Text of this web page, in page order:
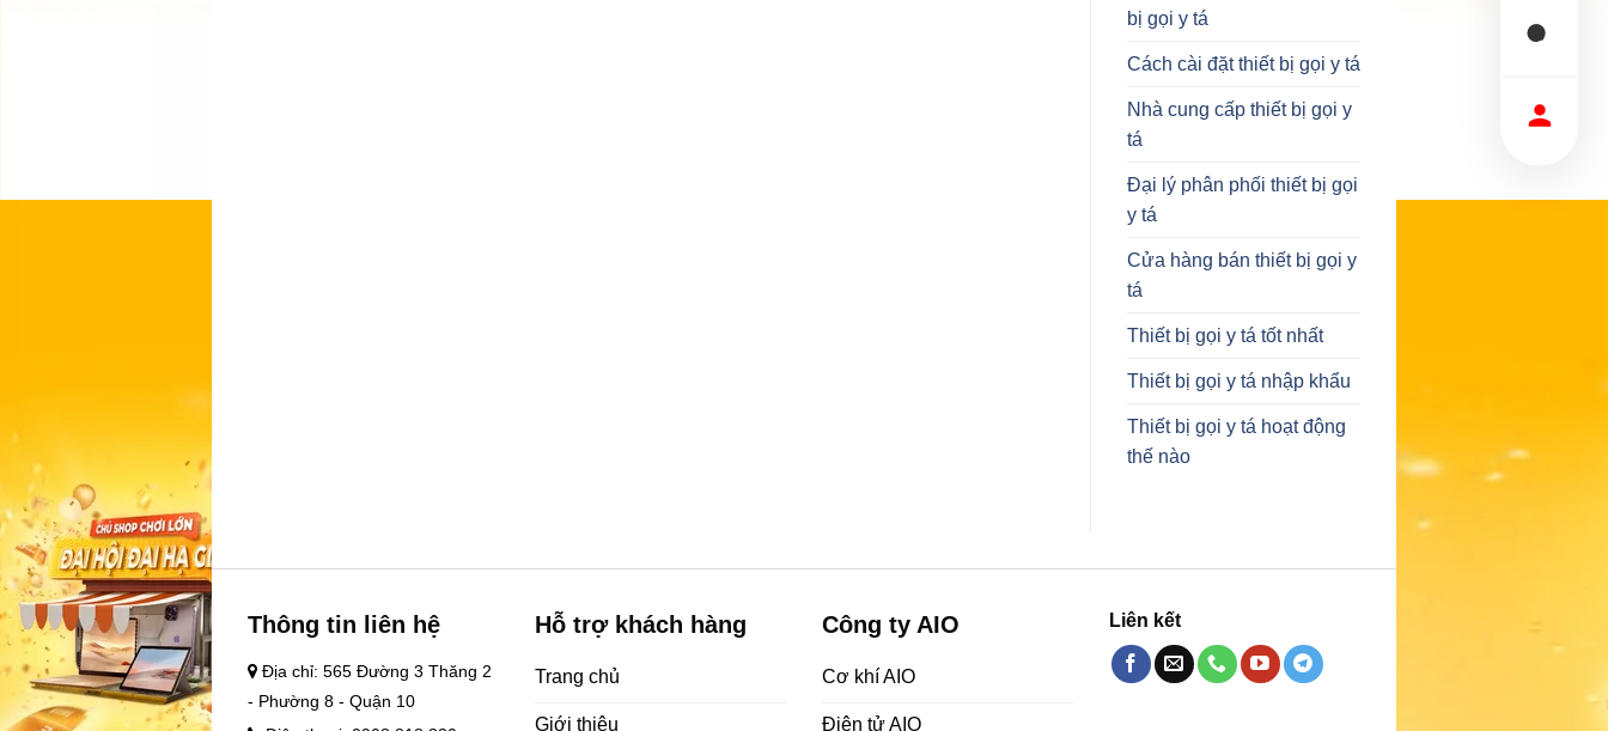
bị gọi y tá
Cách cài đặt thiết bị gọi y tá
Nhà cung cấp thiết bị gọi y
tá
Đại lý phân phối thiết bị gọi
y tá
Cửa hàng bán thiết bị gọi y
tá
Thiết bị gọi y tá tốt nhất
Thiết bị gọi y tá nhập khẩu
Thiết bị gọi y tá hoạt động
thế nào
Thông tin liên hệ
Địa chỉ: 565 Đường 3 Thăng 2
- Phường 8 - Quận 10
Hỗ trợ khách hàng
Trang chủ
Giới thiệu
Công ty AIO
Cơ khí AIO
Điện tử AIO
Liên kết